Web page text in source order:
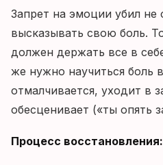
Запрет на эмоции убил не
высказывать свою боль.
должен держать все в
же нужно научиться боль
отмалчивается, уходит в
обесценивает («ты опять
Процесс восстановления: